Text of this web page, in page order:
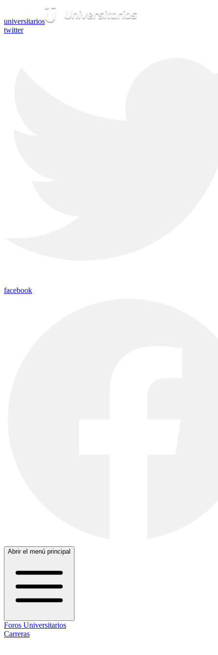
universitarios
twitter
facebook
Abrir el menú principal
Foros Universitarios
Carreras